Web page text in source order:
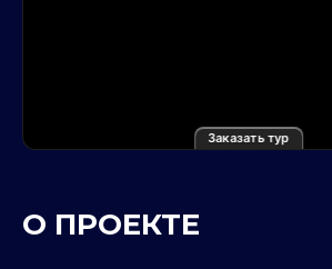
Заказать тур
О ПРОЕКТЕ